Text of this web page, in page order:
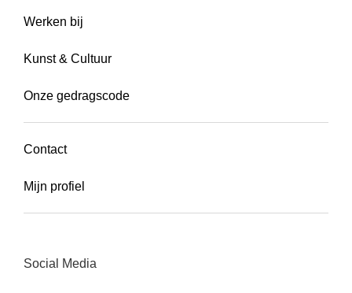
Werken bij
Kunst & Cultuur
Onze gedragscode
Contact
Mijn profiel
Social Media